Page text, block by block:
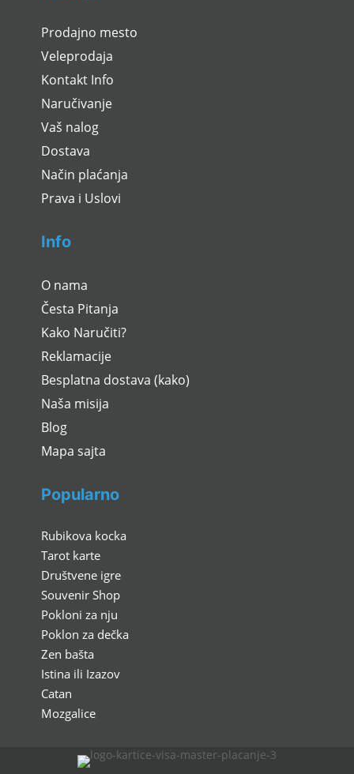
Prodajno mesto
Veleprodaja
Kontakt Info
Naručivanje
Vaš nalog
Dostava
Način plaćanja
Prava i Uslovi
Info
O nama
Česta Pitanja
Kako Naručiti?
Reklamacije
Besplatna dostava (kako)
Naša misija
Blog
Mapa sajta
Popularno
Rubikova kocka
Tarot karte
Društvene igre
Souvenir Shop
Pokloni za nju
Poklon za dečka
Zen bašta
Istina ili Izazov
Catan
Mozgalice